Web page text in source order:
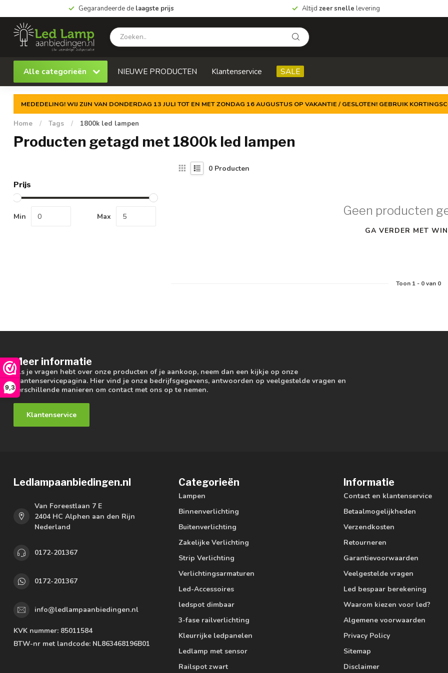
9,3
Gegarandeerde de laagste prijs Altijd zeer snelle levering
Alle categorieën NIEUWE PRODUCTEN Klantenservice SALE
MEDEDELING! WIJ ZIJN VAN DONDERDAG 13 JULI TOT EN MET ZONDAG 16 AUGUSTUS OP VAKANTIE / GESLOTEN! GEBRUIK
Home / Tags / 1800k led lampen
Producten getagd met 1800k led lampen
Prijs
Min Max
0 Producten
Geen producten
GA VERDER MET
Toon 1- 0van 0
Meer informatie
Als je vragen hebt over onze producten of je aankoop, neem dan een kijkje op onze
klantenservicepagina. Hier vind je onze bedrijfsgegevens, antwoorden op veelgestelde vragen en
verschillende manieren om contact met ons op te nemen.
Klantenservice
Ledlampaanbiedingen.nl
Van Foreestlaan 7 E
2404 HC Alphen aan den Rijn
Nederland
0172-201367
0172-201367
info@ledlampaanbiedingen.nl
KVK nummer: 85011584
BTW-nr met landcode: NL863468196B01
Categorieën
Lampen
Binnenverlichting
Buitenverlichting
Zakelijke Verlichting
Strip Verlichting
Verlichtingsarmaturen
Led-Accessoires
ledspot dimbaar
3-fase railverlichting
Kleurrijke ledpanelen
Ledlamp met sensor
Railspot zwart
Informatie
Contact en klantenservice
Betaalmogelijkheden
Verzendkosten
Retourneren
Garantievoorwaarden
Veelgestelde vragen
Led bespaar berekening
Waarom kiezen voor led?
Algemene voorwaarden
Privacy Policy
Sitemap
Disclaimer